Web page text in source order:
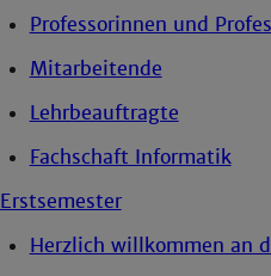
Professorinnen und
Mitarbeitende
Lehrbeauftragte
Fachschaft Informatik
Erstsemester
Herzlich willkommen an